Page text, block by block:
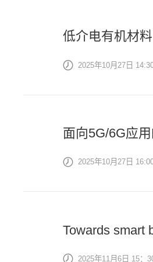
低介电有机材
2025年10月27日
面向5G/6G应
2025年10月27日
Towards smart
2025年11月6日 15：